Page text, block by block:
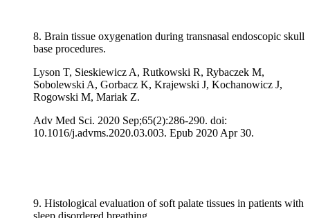
8. Brain tissue oxygenation during transnasal endoscopic skull
base procedures.
Lyson T, Sieskiewicz A, Rutkowski R, Rybaczek M,
Sobolewski A, Gorbacz K, Krajewski J, Kochanowicz J,
Rogowski M, Mariak Z.
Adv Med Sci. 2020 Sep;65(2):286-290. doi:
10.1016/j.advms.2020.03.003. Epub 2020 Apr 30.
9. Histological evaluation of soft palate tissues in patients with
sleep disordered breathing.